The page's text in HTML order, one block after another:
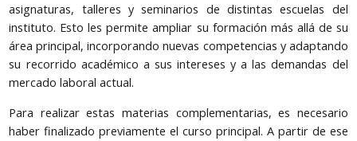
asignaturas, talleres y seminarios de distintas escuelas del
instituto. Esto les permite ampliar su formación más allá de su
área principal, incorporando nuevas competencias y adaptando
su recorrido académico a sus intereses y a las demandas del
mercado laboral actual.
Para realizar estas materias complementarias, es necesario
haber finalizado previamente el curso principal. A partir de ese